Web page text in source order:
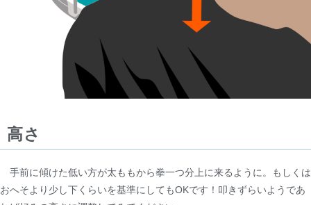
高さ
手前に傾けた低い方が太ももから拳一つ分上に来るように。もしくは
おへそより少し下くらいを基準にしてもOKです！叩きずらいようであ